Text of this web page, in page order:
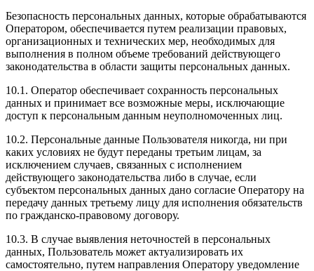
Безопасность персональных данных, которые обрабатываются
Оператором, обеспечивается путем реализации правовых,
организационных и технических мер, необходимых для
выполнения в полном объеме требований действующего
законодательства в области защиты персональных данных.
10.1. Оператор обеспечивает сохранность персональных
данных и принимает все возможные меры, исключающие
доступ к персональным данным неуполномоченных лиц.
10.2. Персональные данные Пользователя никогда, ни при
каких условиях не будут переданы третьим лицам, за
исключением случаев, связанных с исполнением
действующего законодательства либо в случае, если
субъектом персональных данных дано согласие Оператору на
передачу данных третьему лицу для исполнения обязательств
по гражданско-правовому договору.
10.3. В случае выявления неточностей в персональных
данных, Пользователь может актуализировать их
самостоятельно, путем направления Оператору уведомление